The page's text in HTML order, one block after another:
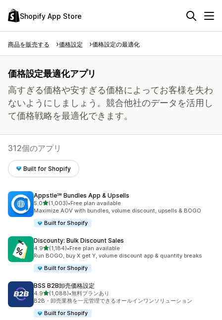
Shopify App Store
商品を販売する 価格設定 価格設定の最適化
価格設定最適化アプリ
高すぎる価格や安すぎる価格によってお客様を失わ
ないようにしましょう。競合他社のデータを活用し
て価格戦略を最適化できます。
312個のアプリ
Built for Shopify
Appstle℠ Bundles App & Upsells
5.05つ星中
(1,003)
合計レビュー数：1003件
•Free plan available
Maximize AOV with bundles, volume discount, upsells & BOGO
Built for Shopify
Discounty: Bulk Discount Sales
4.95つ星中
(1,184)
合計レビュー数：1184件
•Free plan available
Run BOGO, buy X get Y, volume discount app & quantity breaks
Built for Shopify
BSS B2B卸売価格設定
4.95つ星中
(1,088)
合計レビュー数：1088件
•無料プランあり
B2B・卸売業務を一元管理できるオールインワンソリューション
Built for Shopify